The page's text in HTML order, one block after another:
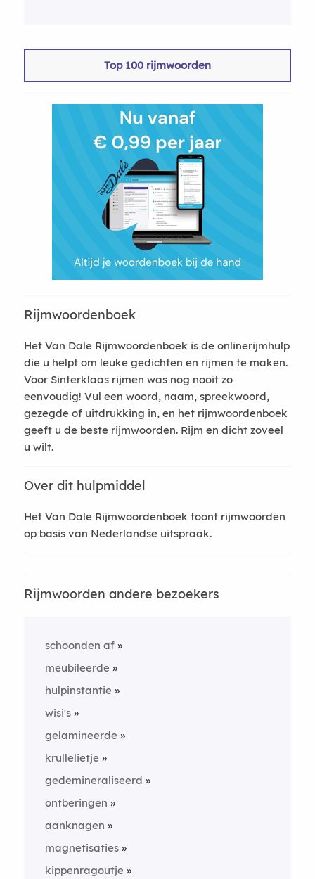
Top 100 rijmwoorden
Rijmwoordenboek
Het Van Dale Rijmwoordenboek is de onlinerijmhulp
die u helpt om leuke gedichten en rijmen te maken.
Voor Sinterklaas rijmen was nog nooit zo
eenvoudig! Vul een woord, naam, spreekwoord,
gezegde of uitdrukking in, en het rijmwoordenboek
geeft u de beste rijmwoorden. Rijm en dicht zoveel
u wilt.
Over dit hulpmiddel
Het Van Dale Rijmwoordenboek toont rijmwoorden
op basis van Nederlandse uitspraak.
Rijmwoorden andere bezoekers
schoonden af
meubileerde
hulpinstantie
wisi's
gelamineerde
krullelietje
gedemineraliseerd
ontberingen
aanknagen
magnetisaties
kippenragoutje